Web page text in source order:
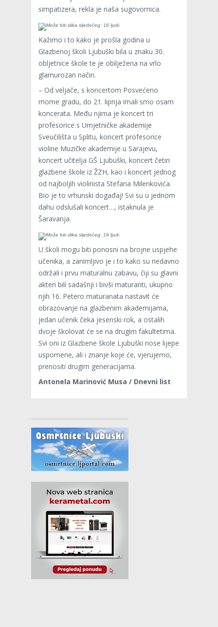
simpatizera, rekla je naša sugovornica.
Kažimo i to kako je prošla godina u
Glazbenoj školi Ljubuški bila u znaku 30.
obljetnice škole te je obilježena na vrlo
glamurozan način.
– Od veljače, s koncertom Posvećeno
mome gradu, do 21. lipnja imali smo osam
koncerata. Među njima je koncert tri
profesorice s Umjetničke akademije
Sveučilišta u Splitu, koncert profesorice
violine Muzičke akademije u Sarajevu,
koncert učitelja GŠ Ljubuški, koncert četiri
glazbene škole iz ŽZH, kao i koncert jednog
od najboljih violinista Stefana Milenkovića.
Bio je to vrhunski događaj! Svi su u jednom
dahu odslušali koncert…, istaknula je
Šaravanja.
U školi mogu biti ponosni na brojne uspjehe
učenika, a zanimljivo je i to kako su nedavno
održali i prvu maturalnu zabavu, čiji su glavni
akteri bili sadašnji i bivši maturanti, ukupno
njih 16. Petero maturanata nastavit će
obrazovanje na glazbenim akademijama,
jedan učenik čeka jesenski rok, a ostalih
dvoje školovat će se na drugim fakultetima.
Svi oni iz Glazbene škole Ljubuški nose lijepe
uspomene, ali i znanje koje će, vjerujemo,
prenositi drugim generacijama.
Antonela Marinović Musa / Dnevni list